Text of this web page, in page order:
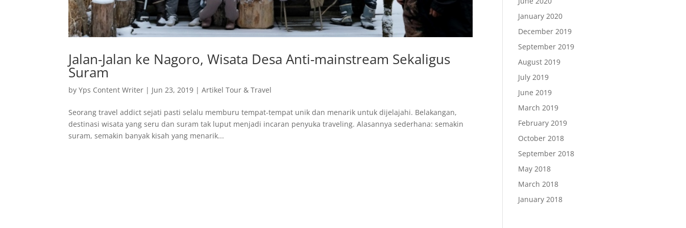
Jalan-Jalan ke Nagoro, Wisata Desa Anti-mainstream Sekaligus
Suram
byYps Content Writer | Jun 23, 2019 |Artikel Tour & Travel
Seorang travel addict sejati pasti selalu memburu tempat-tempat unik dan menarik untuk dijelajahi. Belakangan,
destinasi wisata yang seru dan suram tak luput menjadi incaran penyuka traveling. Alasannya sederhana: semakin
suram, semakin banyak kisah yang menarik...
January 2020
December 2019
September 2019
August 2019
July 2019
June 2019
March 2019
February 2019
October 2018
September 2018
May 2018
March 2018
January 2018